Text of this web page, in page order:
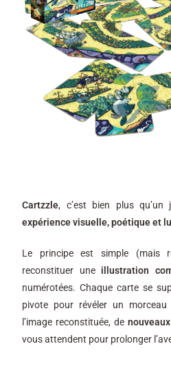
Cartzzle, c’est bien plus
expérience visuelle, poétique et
Le principe est simple (mais
reconstituer une illustration
numérotées. Chaque carte se
pivote pour révéler un
l’image reconstituée, de
vous attendent pour prolonger